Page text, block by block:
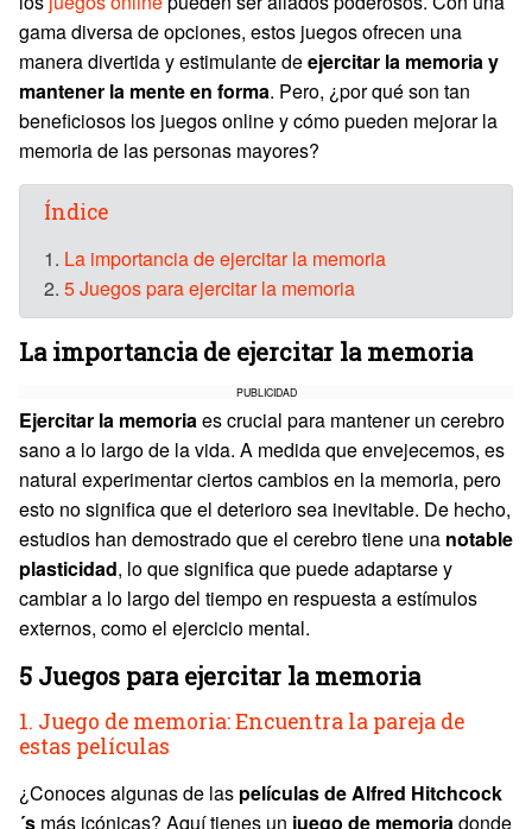
gama diversa de opciones, estos juegos ofrecen una
manera divertida y estimulante deejercitar la memoria y
mantener la mente en forma. Pero, ¿por qué son tan
beneficiosos los juegos online y cómo pueden mejorar la
memoria de las personas mayores?
Índice
1. La importancia de ejercitar la memoria
2. 5 Juegos para ejercitar la memoria
La importancia de ejercitar la memoria
PUBLICIDAD
Ejercitar la memoria es crucial para mantener un cerebro
sano a lo largo de la vida. A medida que envejecemos, es
natural experimentar ciertos cambios en la memoria, pero
esto no significa que el deterioro sea inevitable. De hecho,
estudios han demostrado que el cerebro tiene una notable
plasticidad, lo que significa que puede adaptarse y
cambiar a lo largo del tiempo en respuesta a estímulos
externos, como el ejercicio mental.
5 Juegos para ejercitar la memoria
1. Juego de memoria: Encuentra la pareja de
estas películas
¿Conoces algunas de las películas de Alfred Hitchcock
´s más icónicas? Aquí tienes un juego de memoria donde